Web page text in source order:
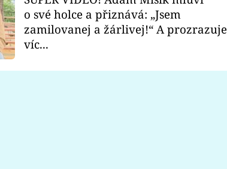
o své holce a přiznává: „Jsem
zamilovanej a žárlivej!“ A prozrazuje
víc...